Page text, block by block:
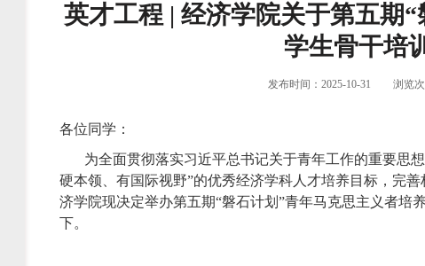
英才工程 | 经济学院关于第五期
学生骨干培
发布时间：2025-10-31 浏览次
各位同学：
为全面贯彻落实习近平总书记关于青年工作的重要思
硬本领、有国际视野”的优秀经济学科人才培养目标，完
济学院现决定举办第五期“磐石计划 ”青年马克思主义者培
下。